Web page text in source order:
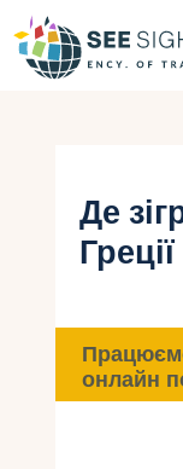
Гарячі тури
Типи Турів
Інфо
Де
Греції
онлайн